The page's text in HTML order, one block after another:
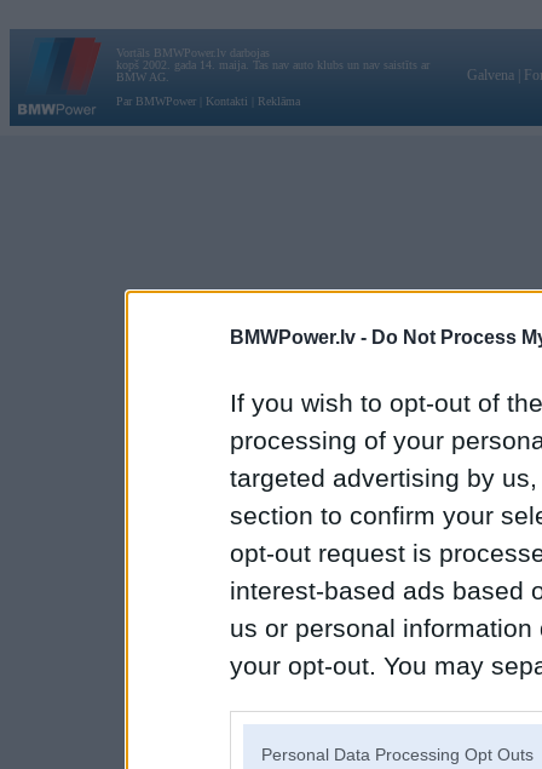
BMWPower.lv - Do Not Process
If you wish to opt-out of
processing of your
targeted advertising by
section to confirm your
opt-out request is
interest-based ads based
us or personal
your opt-out. You may
Personal Data Processing Opt Outs
Vortāls BMWPower.lv darbojas
kopš 2002. gada 14. maija. Tas nav auto klubs un nav saistīts ar
BMW AG.
Par BMWPower
Kontakti Reklāma
Galvena